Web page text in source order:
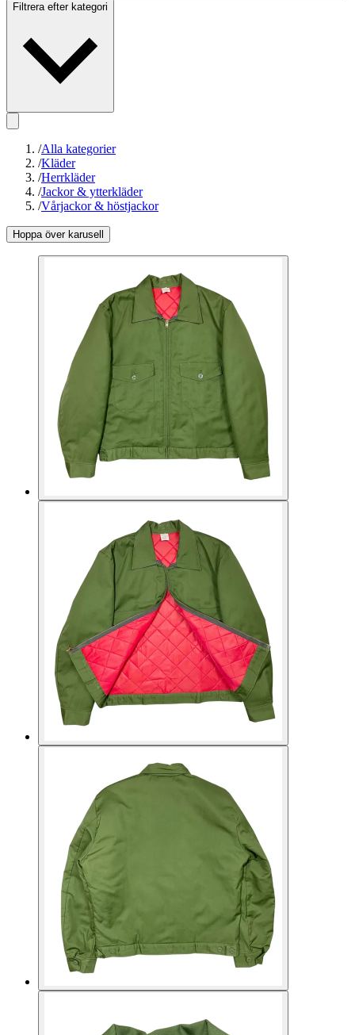
Filtrera efter kategori
/Alla kategorier
/Kläder
/Herrkläder
/Jackor & ytterkläder
/Vårjackor & höstjackor
Hoppa över karusell